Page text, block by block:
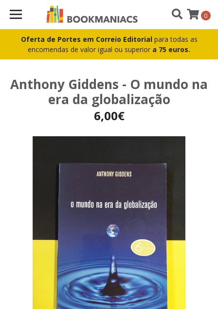
Oferta de Portes em Correio Editorial para todas as
encomendas de valor igual ou superior a 75 euros.
0
Anthony Giddens - O mundo na
era da globalização
6,00€